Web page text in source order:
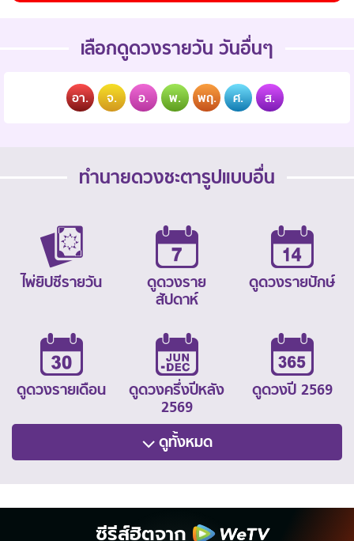
เลือกดูดวงรายวัน วันอื่นๆ
อา. จ. อ. พ. พฤ. ศ. ส.
ทำนายดวงชะตารูปแบบอื่น
ไพ่ยิปซีรายวัน
ดูดวงราย
สัปดาห์
ดูดวงรายปักษ์
ดูดวงรายเดือน
ดูดวงครึ่งปีหลัง
2569
ดูดวงปี 2569
ดูทั้งหมด
ซีรีส์ฮิตจาก